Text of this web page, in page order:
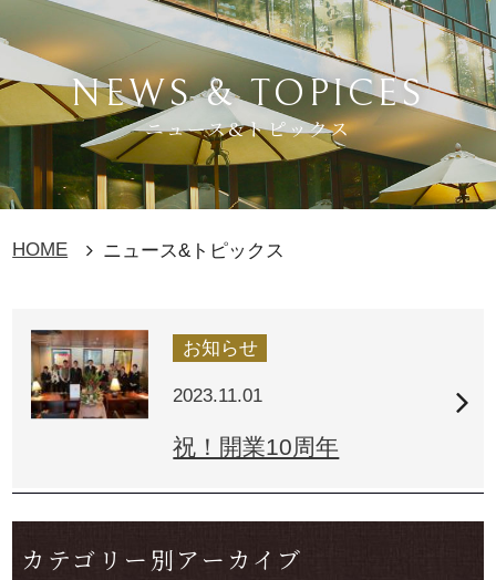
NEWS & TOPICES
ニュース&トピックス
HOME ニュース&トピックス
お知らせ
2023.11.01
祝！開業10周年
カテゴリー別アーカイブ